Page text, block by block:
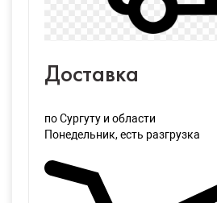
Доставка
по Сургуту и области
Понедельник, есть разгрузка